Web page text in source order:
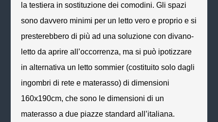
la testiera in sostituzione dei comodini. Gli spazi
sono davvero minimi per un letto vero e proprio e si
presterebbero di più ad una soluzione con divano-
letto da aprire all’occorrenza, ma si può ipotizzare
in alternativa un letto sommier (costituito solo dagli
ingombri di rete e materasso) di dimensioni
160x190cm, che sono le dimensioni di un
materasso a due piazze standard all’italiana.